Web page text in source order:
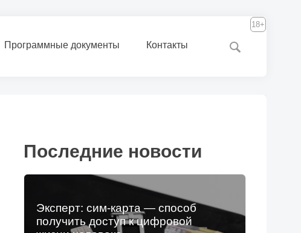
Программные документы Контакты
18+
Последние новости
Эксперт: сим-карта — способ
получить доступ к цифровой